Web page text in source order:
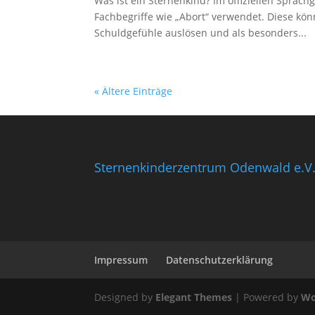
Fachbegriffe wie „Abort“ verwendet. Diese
Schuldgefühle auslösen und als besonders...
« Ältere Einträge
Sternenkinderzentrum Odenwald
Impressum Datenschutzerklärung
Designed by Elegant Themes | Powered by